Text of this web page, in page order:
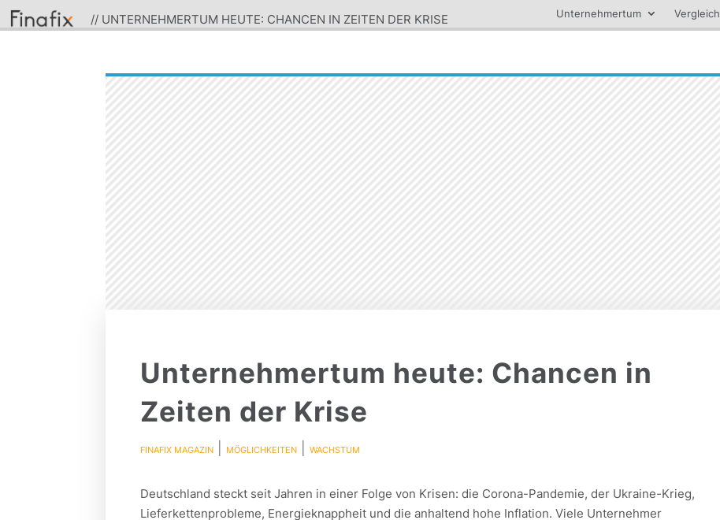
// UNTERNEHMERTUM HEUTE: CHANCEN IN ZEITEN DER KRISE Unternehmertum Vergleich
Unternehmertum heute: Chancen in
Zeiten der Krise
FINAFIX MAGAZIN MÖGLICHKEITEN |WACHSTUM
Deutschland steckt seit Jahren in einer Folge von Krisen: die Corona-Pandemie, der Ukraine-Krieg,
Lieferkettenprobleme, Energieknappheit und die anhaltend hohe Inflation. Viele Unternehmer